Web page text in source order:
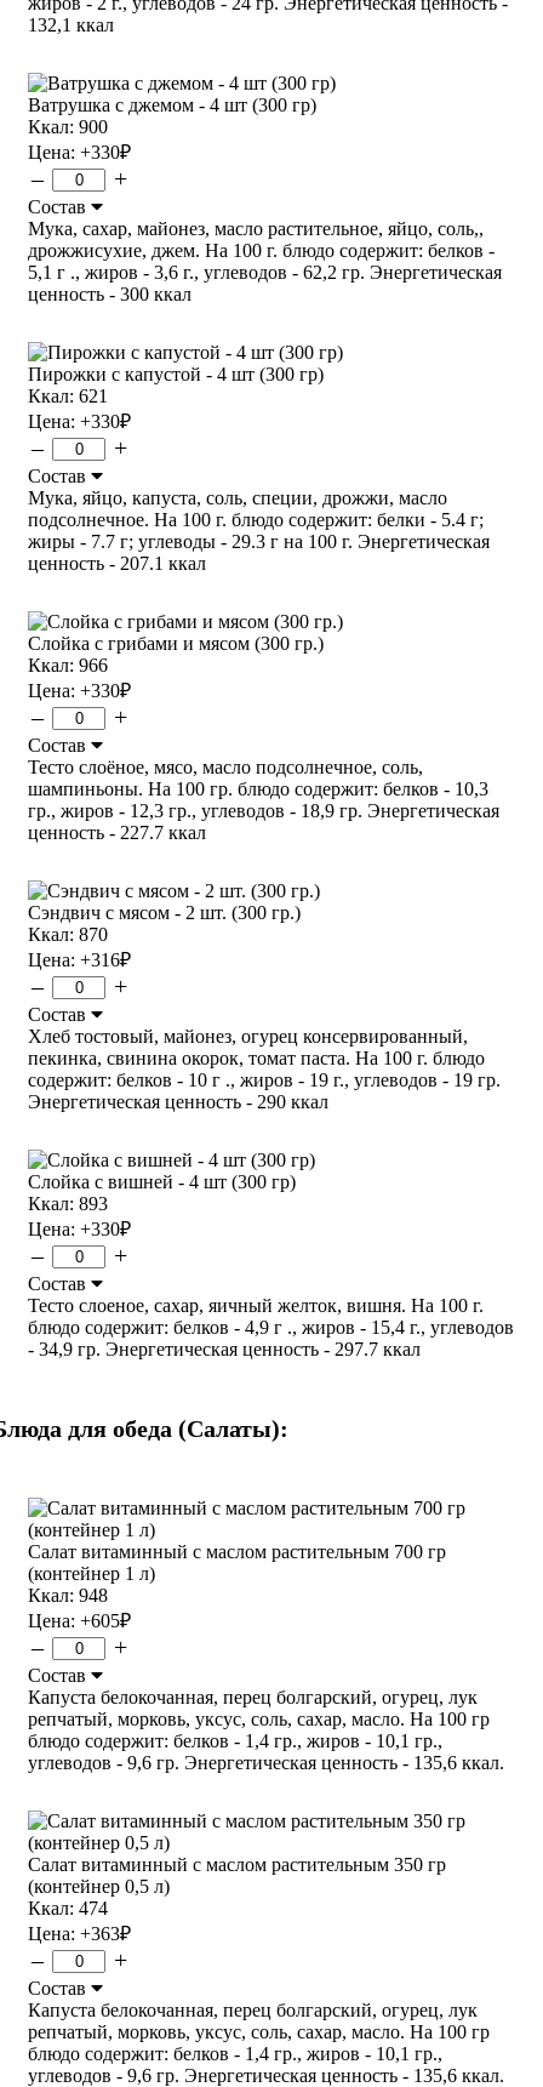
132,1 ккал
Ватрушка с джемом - 4 шт (300 гр)
Ккал: 900
Цена: +330₽
– +
Состав
Мука, сахар, майонез, масло растительное, яйцо, соль,,
дрожжисухие, джем. На 100 г. блюдо содержит: белков -
5,1 г ., жиров - 3,6 г., углеводов - 62,2 гр. Энергетическая
ценность - 300 ккал
Пирожки с капустой - 4 шт (300 гр)
Ккал: 621
Цена: +330₽
– +
Состав
Мука, яйцо, капуста, соль, специи, дрожжи, масло
подсолнечное. На 100 г. блюдо содержит: белки - 5.4 г;
жиры - 7.7 г; углеводы - 29.3 г на 100 г. Энергетическая
ценность - 207.1 ккал
Слойка с грибами и мясом (300 гр.)
Ккал: 966
Цена: +330₽
– +
Состав
Тесто слоёное, мясо, масло подсолнечное, соль,
шампиньоны. На 100 гр. блюдо содержит: белков - 10,3
гр., жиров - 12,3 гр., углеводов - 18,9 гр. Энергетическая
ценность - 227.7 ккал
Сэндвич с мясом - 2 шт. (300 гр.)
Ккал: 870
Цена: +316₽
– +
Состав
Хлеб тостовый, майонез, огурец консервированный,
пекинка, свинина окорок, томат паста. На 100 г. блюдо
содержит: белков - 10 г ., жиров - 19 г., углеводов - 19 гр.
Энергетическая ценность - 290 ккал
Слойка с вишней - 4 шт (300 гр)
Ккал: 893
Цена: +330₽
– +
Состав
Тесто слоеное, сахар, яичный желток, вишня. На 100 г.
блюдо содержит: белков - 4,9 г ., жиров - 15,4 г., углеводов
- 34,9 гр. Энергетическая ценность - 297.7 ккал
для обеда (Салаты):
Салат витаминный с маслом растительным 700 гр
(контейнер 1 л)
Ккал: 948
Цена: +605₽
– +
Состав
Капуста белокочанная, перец болгарский, огурец, лук
репчатый, морковь, уксус, соль, сахар, масло. На 100 гр
блюдо содержит: белков - 1,4 гр., жиров - 10,1 гр.,
углеводов - 9,6 гр. Энергетическая ценность - 135,6 ккал.
Салат витаминный с маслом растительным 350 гр
(контейнер 0,5 л)
Ккал: 474
Цена: +363₽
– +
Состав
Капуста белокочанная, перец болгарский, огурец, лук
репчатый, морковь, уксус, соль, сахар, масло. На 100 гр
блюдо содержит: белков - 1,4 гр., жиров - 10,1 гр.,
углеводов - 9,6 гр. Энергетическая ценность - 135,6 ккал.